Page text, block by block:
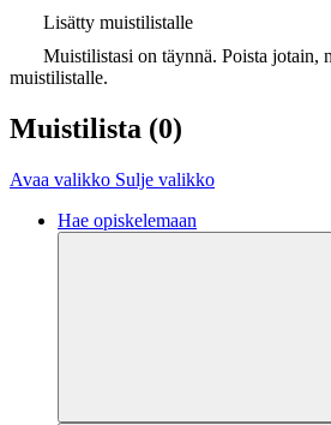
Lisätty muistilistalle
Muistilistasi on täynnä. Poista jotain,
muistilistalle.
Muistilista (0)
Avaa valikko Sulje valikko
Hae opiskelemaan